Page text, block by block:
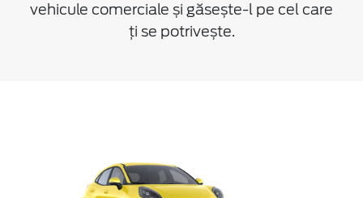
vehicule comerciale și găsește-l pe cel care
ți se potrivește.